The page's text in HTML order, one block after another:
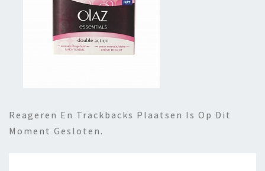
Reageren En Trackbacks Plaatsen Is Op Dit
Moment Gesloten.